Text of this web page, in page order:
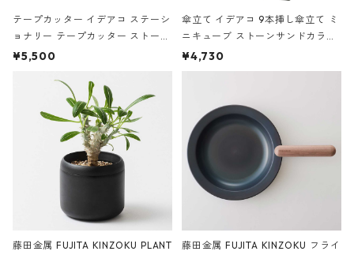
テープカッター イデアコ ステーシ
ョナリー テープカッター ストーン
サンドカラー 石調 ideaco Station
¥5,500
傘立て イデアコ 9本挿し傘立て ミ
ニキューブ ストーンサンドカラー
石調 ideaco Umbrella Stand CUB
E ストーンサンドブラック
¥4,730
藤田金属 FUJITA KINZOKU PLANT
藤田金属 FUJITA KINZOKU フライ